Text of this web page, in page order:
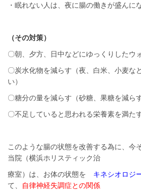
・眠れない人は、夜に腸の働きが盛んに
（その対策）
〇朝、夕方、日中などにゆっくりしたウ
〇炭水化物を減らす（夜、白米、小麦な
い）
〇糖分の量を減らす（砂糖、果糖を減らす
〇不足していると思われる栄養素を満た
このような腸の状態を改善する為に、
当院（横浜ホリスティック治
療室）は、お体の状態を キネシオロジ
て、
自律神経失調症との関係